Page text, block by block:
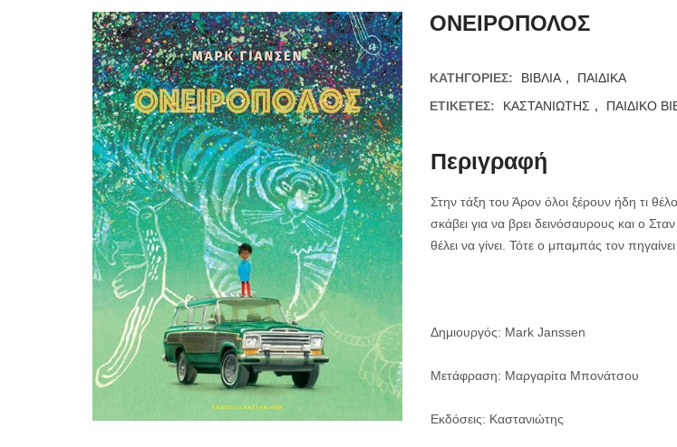
ΟΝΕΙΡΟΠΟΛΟΣ
ΚΑΤΗΓΟΡΊΕΣ: ΒΙΒΛΙΑ ,
ΠΑΙΔΙΚΑ
ΕΤΙΚΈΤΕΣ:
ΚΑΣΤΑΝΙΩΤΗΣ , ΠΑΙΔΙΚΟ
Περιγραφή
Στην τάξη του Άρον όλοι ξέρουν ήδη τι
σκάβει για να βρει δεινόσαυρους και ο
θέλει να γίνει. Τότε ο μπαμπάς τον
Δημιουργός: Mark Janssen
Μετάφραση: Μαργαρίτα Μπονάτσου
Εκδόσεις: Καστανιώτης